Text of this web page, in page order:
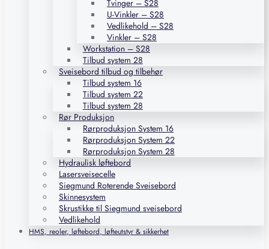
Tvinger – S28
U-Vinkler – S28
Vedlikehold – S28
Vinkler – S28
Workstation – S28
Tilbud system 28
Sveisebord tilbud og tilbehør
Tilbud system 16
Tilbud system 22
Tilbud system 28
Rør Produksjon
Rørproduksjon System 16
Rørproduksjon System 22
Rørproduksjon System 28
Hydraulisk løftebord
Lasersveisecelle
Siegmund Roterende Sveisebord
Skinnesystem
Skrustikke til Siegmund sveisebord
Vedlikehold
HMS, reoler, løftebord, løfteutstyr & sikkerhet